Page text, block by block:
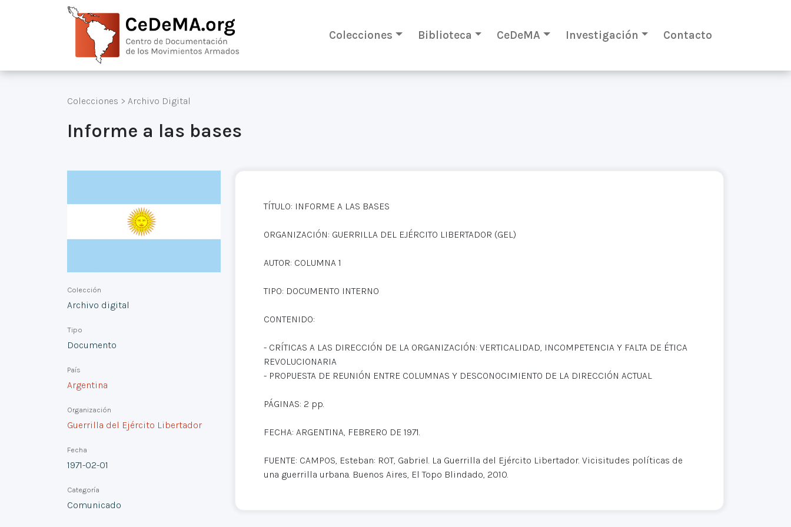
Colecciones Biblioteca CeDeMA Investigación Contacto
Colecciones > Archivo Digital
Informe a las bases
Colección
Archivo digital
Tipo
Documento
País
Argentina
Organización
Guerrilla del Ejército Libertador
Fecha
1971-02-01
Categoría
Comunicado
TÍTULO: INFORME A LAS BASES
ORGANIZACIÓN: GUERRILLA DEL EJÉRCITO LIBERTADOR (GEL)
AUTOR: COLUMNA 1
TIPO: DOCUMENTO INTERNO
CONTENIDO:
- CRÍTICAS A LAS DIRECCIÓN DE LA ORGANIZACIÓN: VERTICALIDAD, INCOMPETENCIA Y FALTA DE ÉTICA
REVOLUCIONARIA
- PROPUESTA DE REUNIÓN ENTRE COLUMNAS Y DESCONOCIMIENTO DE LA DIRECCIÓN ACTUAL
PÁGINAS: 2 pp.
FECHA: ARGENTINA, FEBRERO DE 1971.
FUENTE: CAMPOS, Esteban: ROT, Gabriel. La Guerrilla del Ejército Libertador. Vicisitudes políticas de
una guerrilla urbana. Buenos Aires, El Topo Blindado, 2010.